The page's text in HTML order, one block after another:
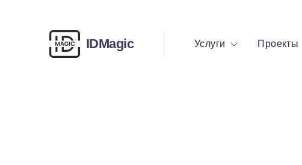
IDMagic Услуги Проекты